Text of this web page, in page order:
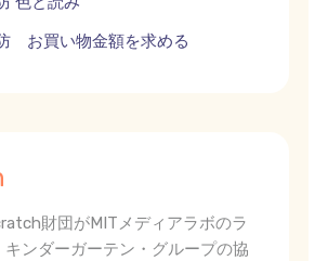
お買い物金額を求める
財団がMITメディアラボのラ
キンダーガーテン・グループの協